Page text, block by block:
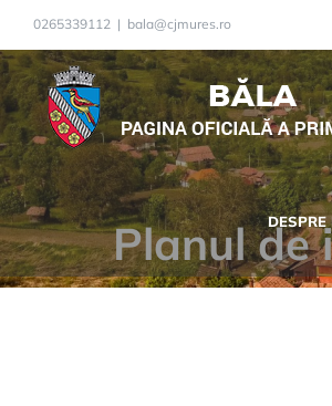
Skip
to
content
0265339112 | bala@cjmures.ro
DESPRE
Planul de